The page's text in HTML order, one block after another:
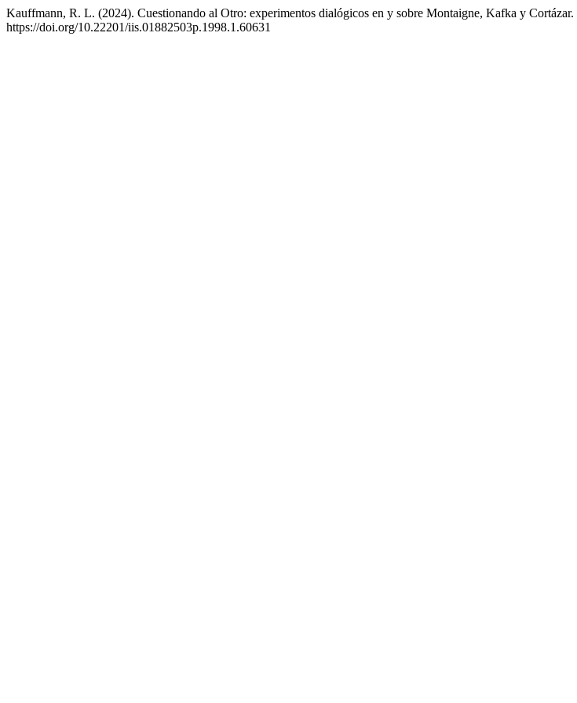
Kauffmann, R. L. (2024). Cuestionando al Otro: experimentos dialógicos en y sobre Montaigne, Kafka y Cortázar.
https://doi.org/10.22201/iis.01882503p.1998.1.60631